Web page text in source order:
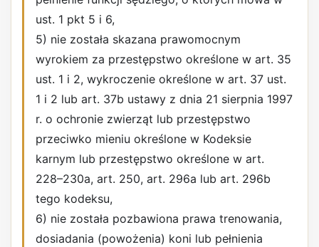
ust. 1 pkt 5 i 6,
5) nie została skazana prawomocnym
wyrokiem za przestępstwo określone w art. 35
ust. 1 i 2, wykroczenie określone w art. 37 ust.
1 i 2 lub art. 37b ustawy z dnia 21 sierpnia 1997
r. o ochronie zwierząt lub przestępstwo
przeciwko mieniu określone w Kodeksie
karnym lub przestępstwo określone w art.
228–230a, art. 250, art. 296a lub art. 296b
tego kodeksu,
6) nie została pozbawiona prawa trenowania,
dosiadania (powożenia) koni lub pełnienia